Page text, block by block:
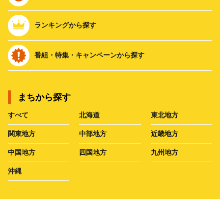
ランキングから探す
番組・特集・キャンペーンから探す
まちから探す
すべて 北海道 東北地方
関東地方 中部地方 近畿地方
中国地方 四国地方 九州地方
沖縄